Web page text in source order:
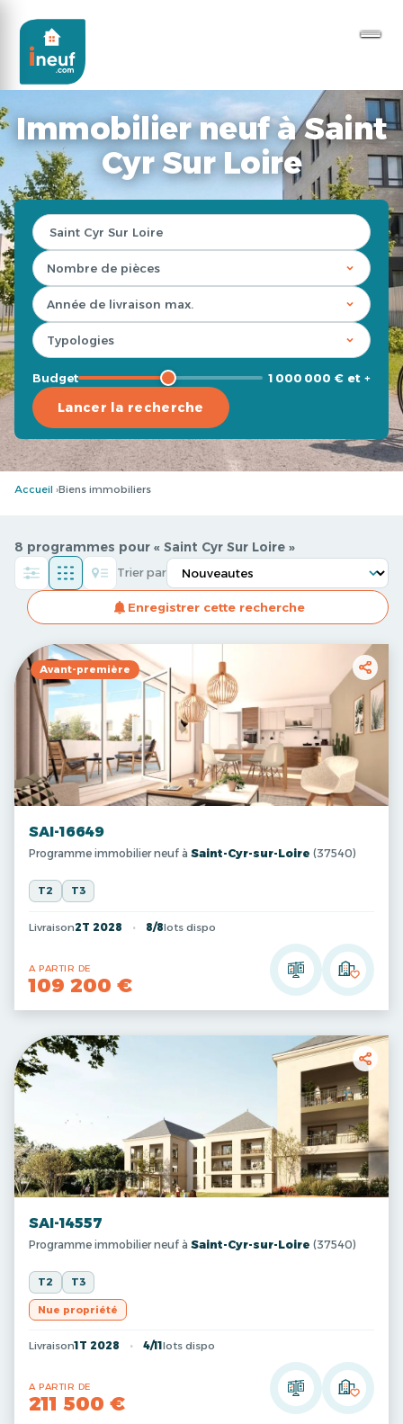
Immobilier neuf à Saint
Cyr Sur Loire
Budget 1 000 000 € et +
Lancer la recherche
Accueil Biens immobiliers
8 programmes pour « Saint Cyr Sur Loire »
Enregistrer cette recherche
Trier par
Avant-première
SAI-16649
Programme immobilier neuf à Saint-Cyr-sur-Loire (37540)
T2 T3
Livraison2T 2028 8/8lots dispo
A PARTIR DE
109 200 €
SAI-14557
Programme immobilier neuf à Saint-Cyr-sur-Loire (37540)
T2 T3
Nue propriété
Livraison1T 2028 4/11 lots dispo
A PARTIR DE
211 500 €